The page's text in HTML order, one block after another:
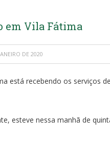
em Vila Fátima
DE 2020
está recebendo os serviços
esteve nessa manhã de